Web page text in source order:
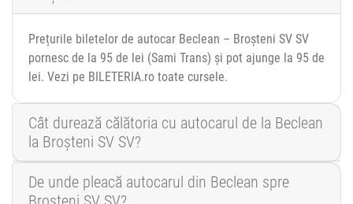
Prețurile biletelor de autocar Beclean – Broșteni SV SV
pornesc de la 95 de lei (Sami Trans) și pot ajunge la 95 de
lei. Vezi pe BILETERIA.ro toate cursele.
Cât durează călătoria cu autocarul de la Beclean
la Broșteni SV SV?
De unde pleacă autocarul din Beclean spre